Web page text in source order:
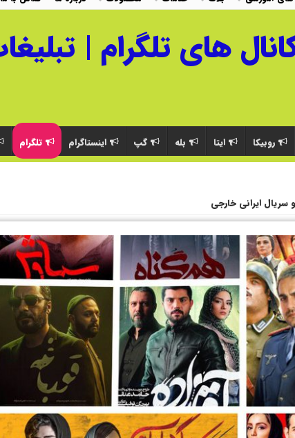
روبیکا ایتا بله گپ اینستاگرام تلگرام
سریال ایرانی خارجی